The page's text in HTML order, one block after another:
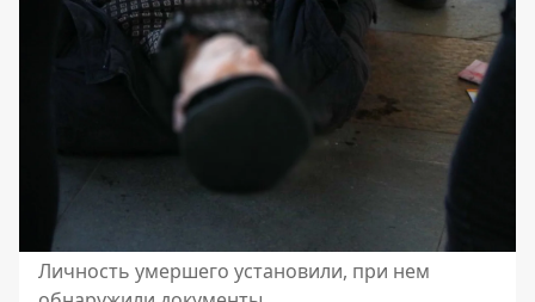
Личность умершего установили, при нем